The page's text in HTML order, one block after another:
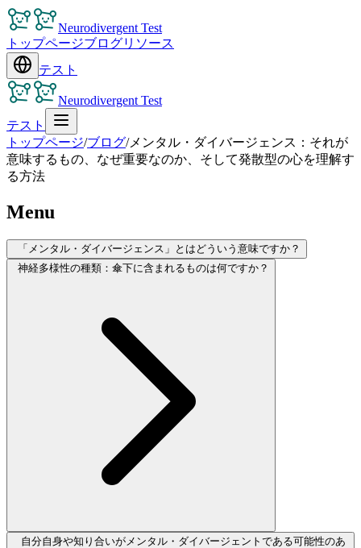
Neurodivergent Test
トップページブログリソース
テスト
Neurodivergent Test
テスト
トップページ/ブログ/メンタル・ダイバージェンス：それが
意味するもの、なぜ重要なのか、そして発散型の心を理解す
る方法
Menu
「メンタル・ダイバージェンス」とはどういう意味ですか？
神経多様性の種類：傘下に含まれるものは何ですか？
自分自身や知り合いがメンタル・ダイバージェントである可能性のあ